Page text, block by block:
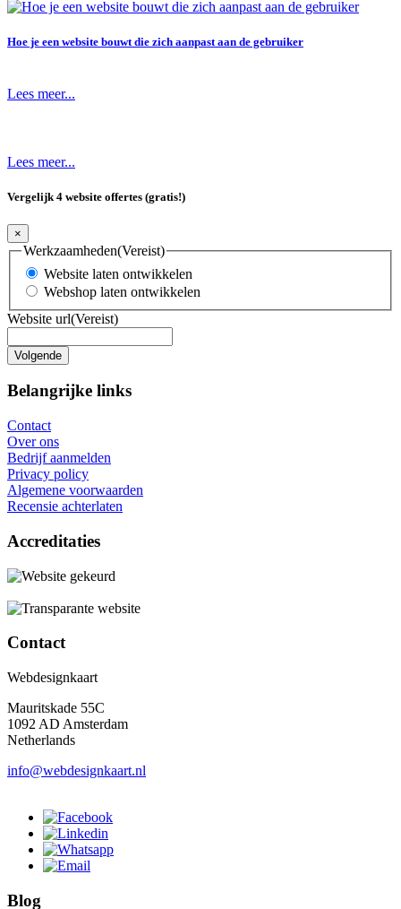
Hoe je een website bouwt die zich aanpast aan de gebruiker
Lees meer...
Lees meer...
Vergelijk 4 website offertes (gratis!)
×
Werkzaamheden(Vereist)
Website laten ontwikkelen
Webshop laten ontwikkelen
Website url(Vereist)
Belangrijke links
Contact
Over ons
Bedrijf aanmelden
Privacy policy
Algemene voorwaarden
Recensie achterlaten
Accreditaties
Contact
Webdesignkaart
Mauritskade 55C
1092 AD Amsterdam
Netherlands
info@webdesignkaart.nl
Blog